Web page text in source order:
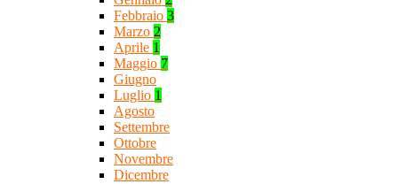
Febbraio 3
Marzo 2
Aprile 1
Maggio 7
Giugno
Luglio 1
Agosto
Settembre
Ottobre
Novembre
Dicembre